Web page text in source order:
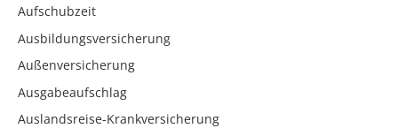
Aufschubzeit
Ausbildungsversicherung
Außenversicherung
Ausgabeaufschlag
Auslandsreise-Krankversicherung